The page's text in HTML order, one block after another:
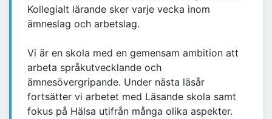
Kollegialt lärande sker varje vecka inom
ämneslag och arbetslag.
Vi är en skola med en gemensam ambition att
arbeta språkutvecklande och
ämnesövergripande. Under nästa läsår
fortsätter vi arbetet med Läsande skola samt
fokus på Hälsa utifrån många olika aspekter.